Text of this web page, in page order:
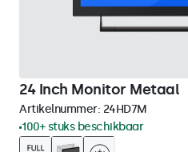
24 Inch Monitor Metaal
Artikelnummer: 24HD7M
100+ stuks beschikbaar